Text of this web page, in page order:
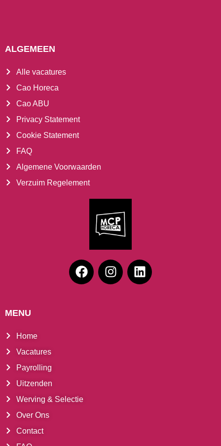
ALGEMEEN
Alle vacatures
Cao Horeca
Cao ABU
Privacy Statement
Cookie Statement
FAQ
Algemene Voorwaarden
Verzuim Regelement
MENU
Home
Vacatures
Payrolling
Uitzenden
Werving & Selectie
Over Ons
Contact